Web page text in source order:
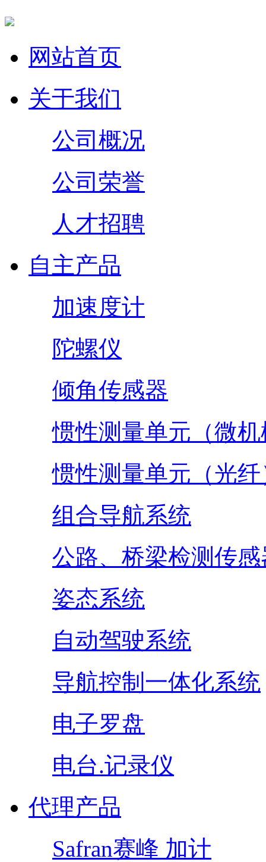
网站首页
关于我们
公司概况
公司荣誉
人才招聘
自主产品
加速度计
陀螺仪
倾角传感器
惯性测量单元（微
惯性测量单元（光纤
组合导航系统
公路、桥梁检测传感
姿态系统
自动驾驶系统
导航控制一体化系统
电子罗盘
电台.记录仪
代理产品
Safran赛峰 加计